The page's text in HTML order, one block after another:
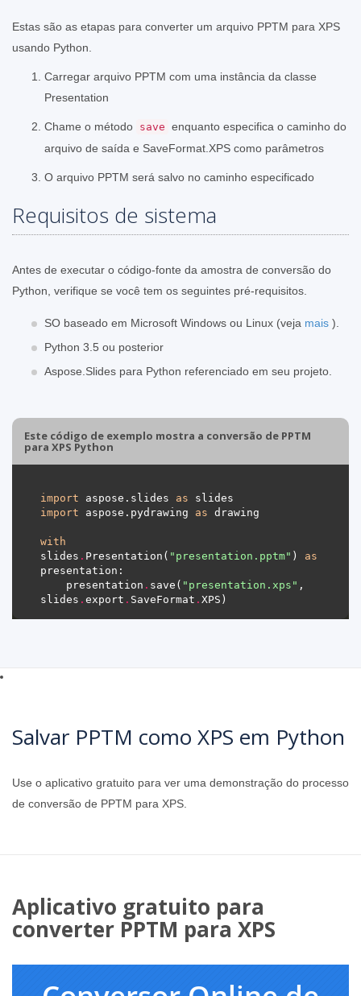
Estas são as etapas para converter um arquivo PPTM para XPS
usando Python.
Carregar arquivo PPTM com uma instância da classe
Presentation
Chame o método save enquanto especifica o caminho do
arquivo de saída e SaveFormat.XPS como parâmetros
O arquivo PPTM será salvo no caminho especificado
Requisitos de sistema
Antes de executar o código-fonte da amostra de conversão do
Python, verifique se você tem os seguintes pré-requisitos.
SO baseado em Microsoft Windows ou Linux (veja mais ).
Python 3.5 ou posterior
Aspose.Slides para Python referenciado em seu projeto.
Este código de exemplo mostra a conversão de PPTM
para XPS Python
import aspose.slides as
import aspose.pydrawing as
with
slides . Presentation( "presentation.pptm" ) as
    presentation
. save( "presentation.xps" ,
slides . export . SaveFormat .
Salvar PPTM como XPS em Python
Use o aplicativo gratuito para ver uma demonstração do processo
de conversão de PPTM para XPS.
Aplicativo gratuito para
converter PPTM para XPS